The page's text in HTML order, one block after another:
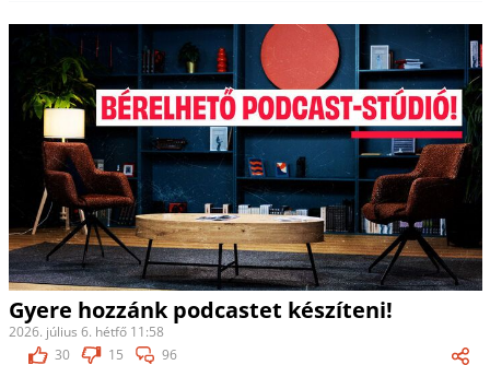
Gyere hozzánk podcastet készíteni!
2026. július 6. hétfő 11:58
30
15 96